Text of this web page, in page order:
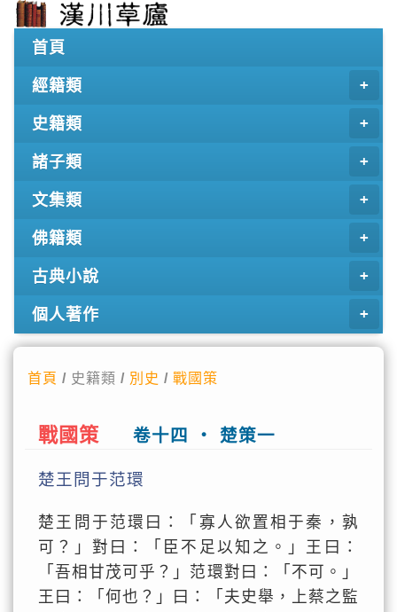
首頁
經籍類
史籍類
諸子類
文集類
佛籍類
古典小說
個人著作
首頁 / 史籍類 / 別史 /戰國策
戰國策 卷十四 ‧ 楚策一
楚王問于范環
楚王問于范環曰：「寡人欲置相于秦，孰
可？」對曰：「臣不足以知之。」王曰：
「吾相甘茂可乎？」范環對曰：「不可。」
王曰：「何也？」曰：「夫史舉，上蔡之監